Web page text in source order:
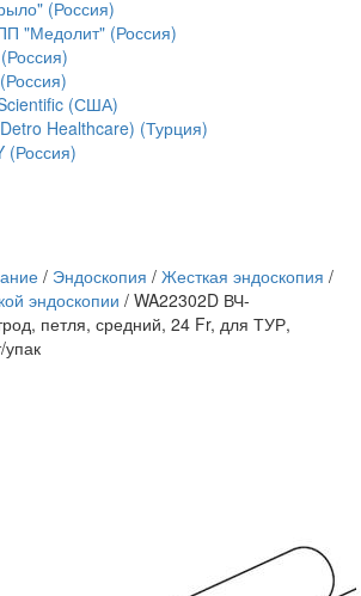
(Россия)
"Медолит" (Россия)
(США)
Healthcare) (Турция)
(Россия)
/ Эндоскопия / Жесткая эндоскопия /
эндоскопии / WA22302D ВЧ-
петля, средний, 24 Fr, для ТУР,